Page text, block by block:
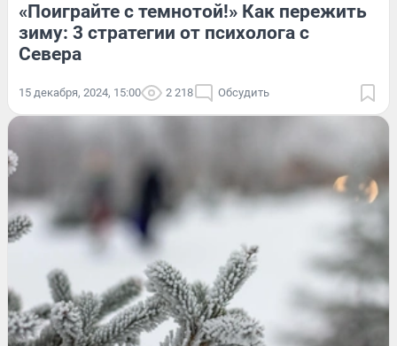
«Поиграйте с темнотой!» Как пережить
зиму: 3 стратегии от психолога с
Севера
15 декабря, 2024, 15:00 2 218 Обсудить